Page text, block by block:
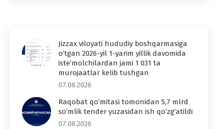
Jizzax viloyati hududiy boshqarmasiga
o‘tgan 2026-yil 1-yarim yillik davomida
iste’molchilardan jami 1 031 ta
murojaatlar kelib tushgan
07.08.2026
Raqobat qo‘mitasi tomonidan 5,7 mlrd
so‘mlik tender yuzasidan ish qo‘zg‘atildi
07.08.2026